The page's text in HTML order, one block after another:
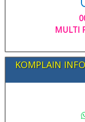
MULTI
KOMPLAIN